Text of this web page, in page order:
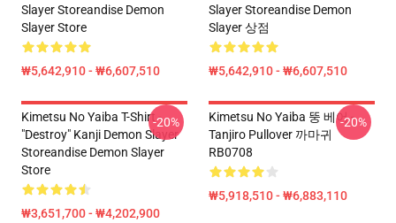
Slayer Storeandise Demon
Slayer Store
₩5,642,910 - ₩6,607,510
Slayer Storeandise Demon
Slayer 상점
₩5,642,910 - ₩6,607,510
Kimetsu No Yaiba T-Shirt -
"Destroy" Kanji Demon Slayer
Storeandise Demon Slayer
Store
₩3,651,700 - ₩4,202,900
-20%
Kimetsu No Yaiba 뚱 베어 -
Tanjiro Pullover 까마귀
RB0708
₩5,918,510 - ₩6,883,110
-20%